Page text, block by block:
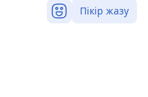
Пікір жазу